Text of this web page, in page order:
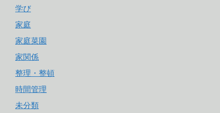
学び
家庭
家庭菜園
家関係
整理・整頓
時間管理
未分類